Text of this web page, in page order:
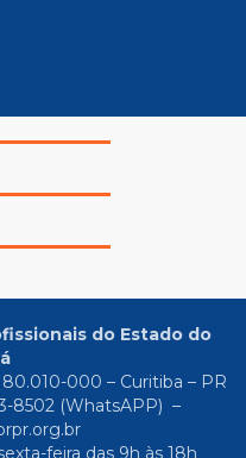
do Estado do
80.010-000 – Curitiba – PR
8502(WhatsAPP) –
feira das 9h às 18h